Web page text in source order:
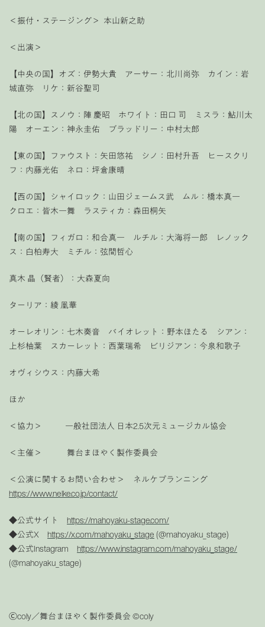
＜振付・ステージング＞ 本山新之助
＜出演＞
【中央の国】オズ：伊勢大貴 アーサー：北川尚弥 カイン：岩
城直弥 リケ：新谷聖司
【北の国】スノウ：陣 慶昭 ホワイト：田口 司 ミスラ：鮎川太
陽 オーエン：神永圭佑 ブラッドリー：中村太郎
【東の国】ファウスト：矢田悠祐 シノ：田村升吾 ヒースクリ
フ：内藤光佑 ネロ：坪倉康晴
【西の国】シャイロック：山田ジェームス武 ムル：橋本真一
クロエ：皆木一舞 ラスティカ：森田桐矢
【南の国】フィガロ：和合真一 ルチル：大海将一郎 レノック
ス：白柏寿大 ミチル：弦間哲心
真木 晶（賢者）：大森夏向
ターリア：綾 凰華
オーレオリン：七木奏音 バイオレット：野本ほたる シアン：
上杉柚葉 スカーレット：西葉瑞希 ビリジアン：今泉和歌子
オヴィシウス：内藤大希
ほか
＜協力＞ 一般社団法人 日本2.5次元ミュージカル協会
＜主催＞ 舞台まほやく製作委員会
＜公演に関するお問い合わせ＞ ネルケプランニング
https://www.nelke.co.jp/contact/
◆公式サイト https://mahoyaku-stage.com/
◆公式X https://x.com/mahoyaku_stage(@mahoyaku_stage)
◆公式Instagram https://www.instagram.com/mahoyaku_stage/
(@mahoyaku_stage)
Ⓒcoly／舞台まほやく製作委員会 ©︎coly